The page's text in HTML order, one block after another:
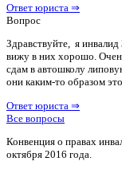
Ответ юриста ⇒
Вопрос
Здравствуйте, я
вижу в них хорошо.
сдам в автошколу
они каким-то образом
Ответ юриста ⇒
Все вопросы
Конвенция о правах
октября 2016 года.